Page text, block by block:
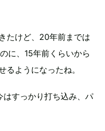
たけど、20年前までは
に、15年前くらいから
るようになったね。
はすっかり打ち込み、パ